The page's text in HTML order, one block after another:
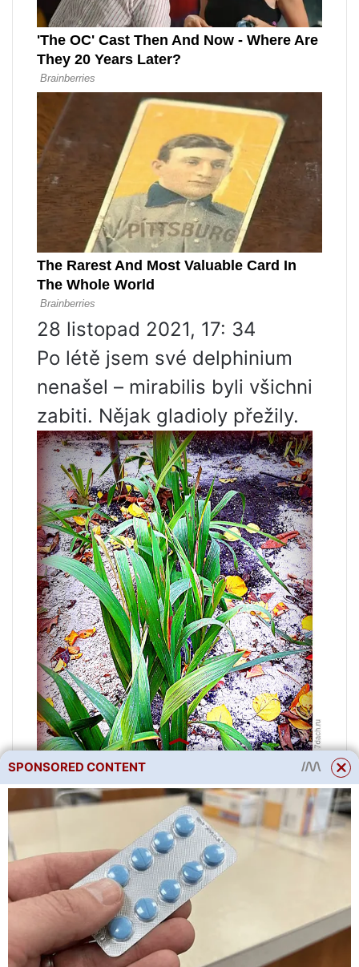
28 listopad 2021, 17: 34
Po létě jsem své delphinium
nenašel – mirabilis byli všichni
zabiti. Nějak gladioly přežily.
Kvůli stísněné výsadbě
nekvetlo z těchto tří řad více
než 6 rostlin!
28 listopad 2021, 17: 45
SPONSORED CONTENT